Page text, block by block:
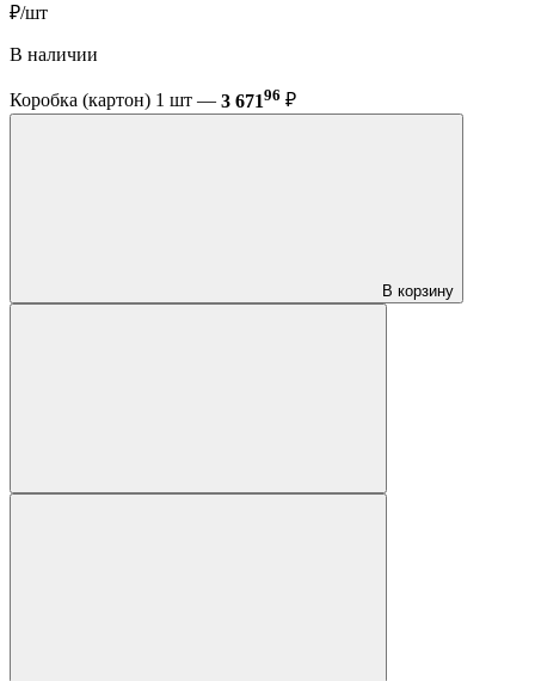
₽/шт
В наличии
Коробка (картон) 1 шт — 3 67196 ₽
В корзину